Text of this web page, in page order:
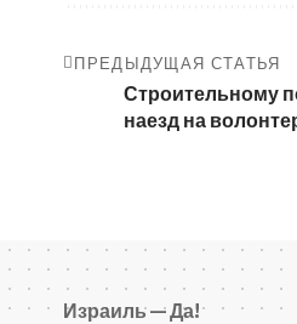
ПРЕДЫДУЩАЯ СТАТЬЯ
Строительному
наезд на
Израиль — Да!